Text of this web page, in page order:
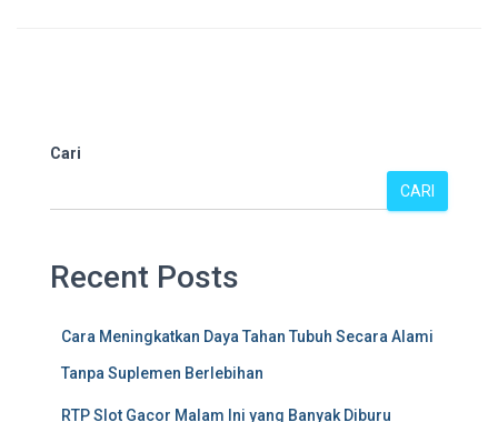
Cari
CARI
Recent Posts
Cara Meningkatkan Daya Tahan Tubuh Secara Alami
Tanpa Suplemen Berlebihan
RTP Slot Gacor Malam Ini yang Banyak Diburu